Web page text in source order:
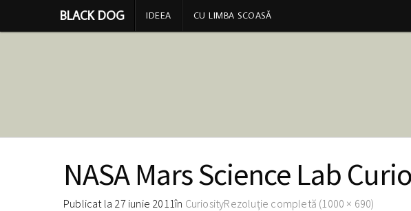
BLACK DOG IDEEA CU LIMBA SCOASĂ
NASA Mars Science Lab
Publicat la 27 iunie 2011în CuriosityRezoluție completă (1000 × 690)